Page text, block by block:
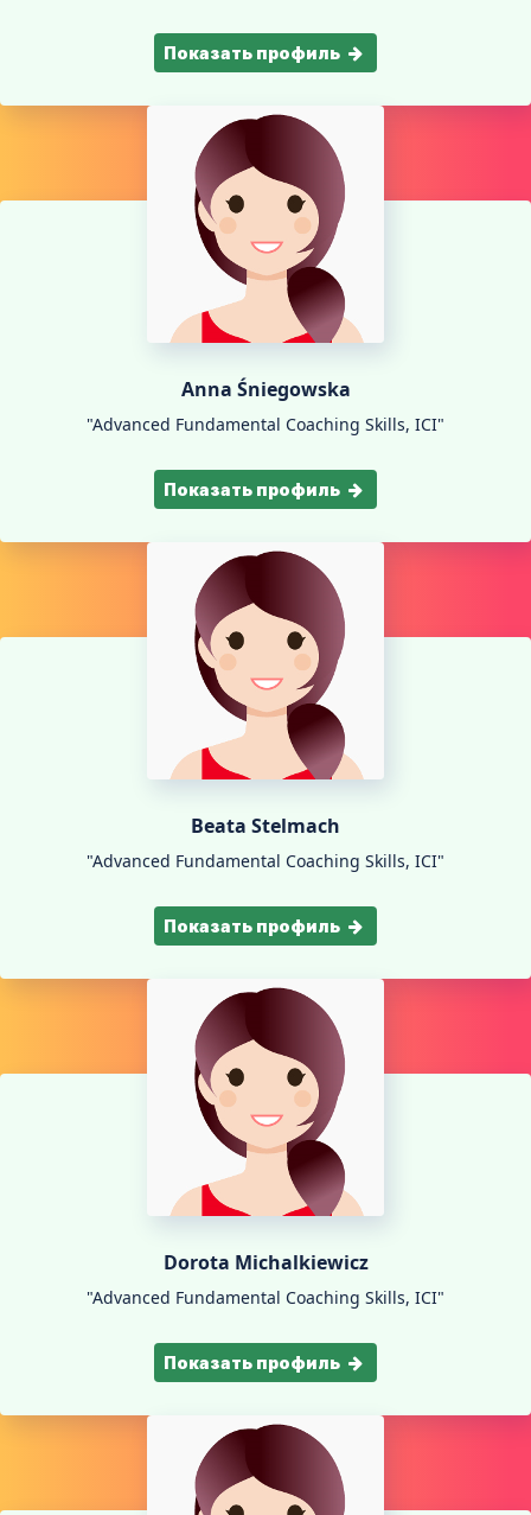
Показать профиль
Anna Śniegowska
"Advanced Fundamental Coaching Skills, ICI"
Показать профиль
Beata Stelmach
"Advanced Fundamental Coaching Skills, ICI"
Показать профиль
Dorota Michalkiewicz
"Advanced Fundamental Coaching Skills, ICI"
Показать профиль